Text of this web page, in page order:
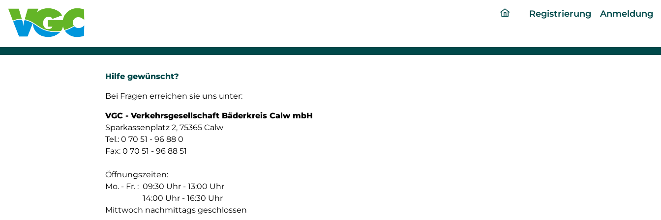
dingRegistrierung Anmeldung
Hilfe gewünscht?
Bei Fragen erreichen sie uns unter:
VGC - Verkehrsgesellschaft Bäderkreis Calw mbH
Sparkassenplatz 2, 75365 Calw
Tel.: 0 70 51 - 96 88 0
Fax: 0 70 51 - 96 88 51
Öffnungszeiten:
Mo. - Fr. : 09:30 Uhr - 13:00 Uhr
14:00 Uhr - 16:30 Uhr
Mittwoch nachmittags geschlossen